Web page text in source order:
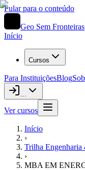
Pular para o conteúdo
Geo Sem Fronteiras
Início
Cursos
Para InstituiçõesBlog
...
Ver cursos
Início
›
Trilha Engenharia
›
MBA EM